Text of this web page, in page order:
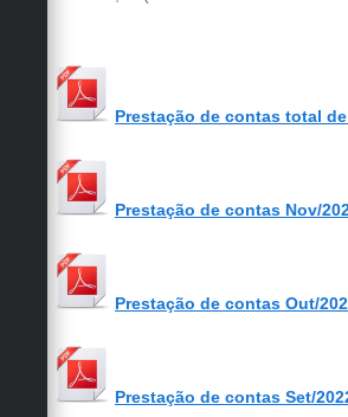
Associação dos Servidores Públicos
Audiências Públicas
Carta de Serviços
Arquivos para Download
Galeria de Vídeos
Contas Públicas
Legislação
Links Úteis
Serviços Online
Prestação de contas total
Prestação de contas Nov/
Prestação de contas Out/
Prestação de contas Set/